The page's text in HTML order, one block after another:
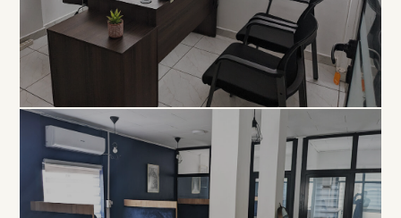
EXCLUSIVITÉ
Bureau
Privé